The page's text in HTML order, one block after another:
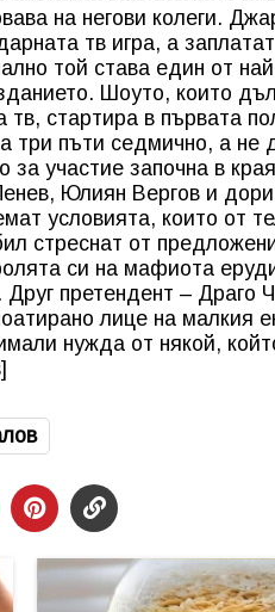
на негови колеги.
тв игра, а
той става един от
Шоуто, които
стартира в първата
три пъти седмично, а не
за участие започна в
Юлиян Вергов и
условията, които от
стреснат от
си на мафиота
претендент – Драго
лице на малкия
нужда от някой,